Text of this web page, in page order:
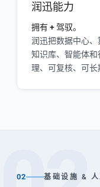
润迅能力
拥有 + 驾驭。
润迅把数据中心、
知识库、智能体
理、可复核、可长
02 基础设施 & 人